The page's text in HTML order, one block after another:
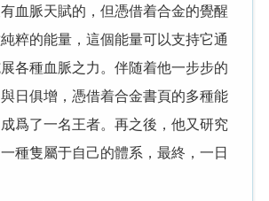
血脈天賦的，但憑借着合金的覺醒
粹的能量，這個能量可以支持它通
各種血脈之力。伴随着他一步步的
日俱增，憑借着合金書頁的多種能
爲了一名王者。再之後，他又研究
種隻屬于自己的體系，最終，一日